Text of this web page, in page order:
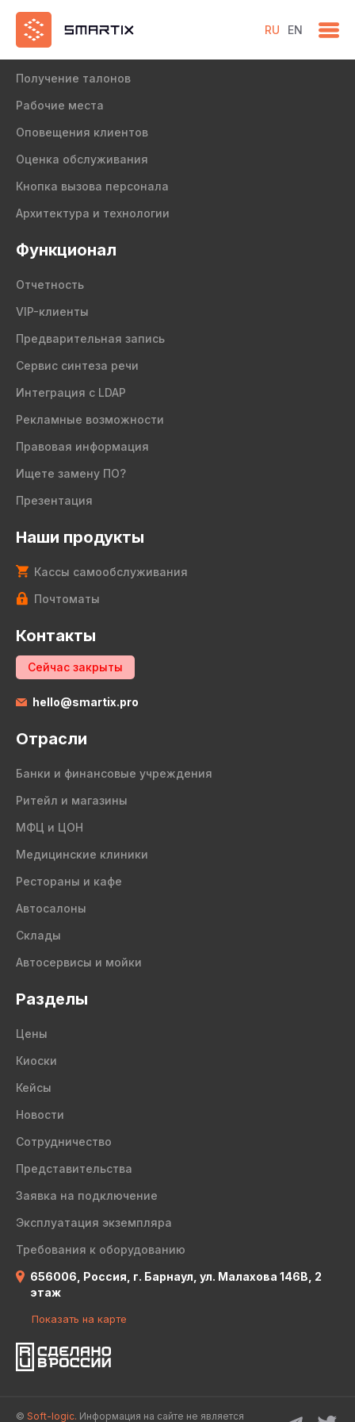
RU EN
Продукт
Получение талонов
Рабочие места
Оповещения клиентов
Оценка обслуживания
Кнопка вызова персонала
Архитектура и технологии
Функционал
Отчетность
VIP-клиенты
Предварительная запись
Сервис синтеза речи
Интеграция с LDAP
Рекламные возможности
Правовая информация
Ищете замену ПО?
Презентация
Наши продукты
Кассы самообслуживания
Почтоматы
Контакты
Сейчас закрыты
hello@smartix.pro
Отрасли
Банки и финансовые учреждения
Ритейл и магазины
МФЦ и ЦОН
Медицинские клиники
Рестораны и кафе
Автосалоны
Склады
Автосервисы и мойки
Разделы
Цены
Киоски
Кейсы
Новости
Сотрудничество
Представительства
Заявка на подключение
Эксплуатация экземпляра
Требования к оборудованию
656006, Россия, г. Барнаул, ул. Малахова 146В, 2
этаж
Показать на карте
© Soft-logic. Информация на сайте не является